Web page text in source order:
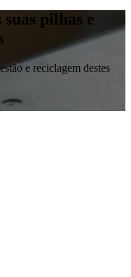
pilhas e
e reciclagem destes